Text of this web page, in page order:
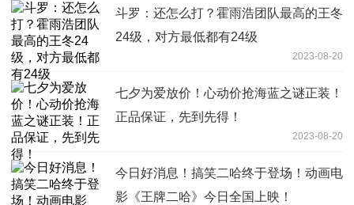
斗罗：还怎么打？霍雨浩团队最高的王冬
24级，对方最低都有24级
2023-08-20
七夕为爱放价！心动价抢海蓝之谜正装！
正品保证，先到先得！
2023-08-20
今日好消息！搞笑二哈终于登场！动画电
影《王牌二哈》今日全国上映！